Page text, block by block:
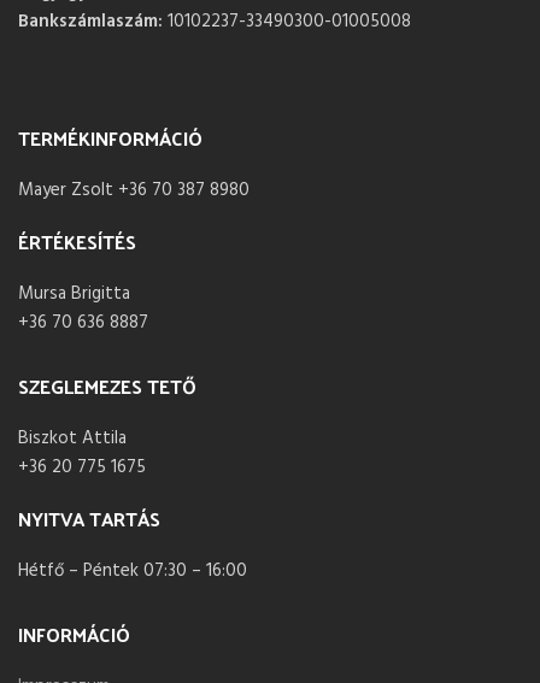
Bankszámlaszám: 10102237-33490300-01005008
TERMÉKINFORMÁCIÓ
Mayer Zsolt +36 70 387 8980
ÉRTÉKESÍTÉS
Mursa Brigitta
+36 70 636 8887
SZEGLEMEZES TETŐ
Biszkot Attila
+36 20 775 1675
NYITVA TARTÁS
Hétfő – Péntek 07:30 – 16:00
INFORMÁCIÓ